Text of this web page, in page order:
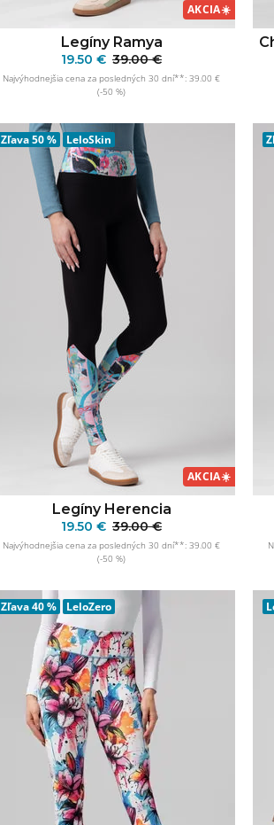
AKCIA☀️
Legíny Ramya
19.50 € 39.00 €
Najvýhodnejšia cena za posledných 30 dní**: 39.00 €
(-50 %)
PRIDAŤ DO KOŠÍKA
Zľava50 % LeloSkin
AKCIA☀️
Legíny Herencia
19.50 € 39.00 €
Najvýhodnejšia cena za posledných 30 dní**: 39.00 €
(-50 %)
PRIDAŤ DO KOŠÍKA
Zľava40 % LeloZero